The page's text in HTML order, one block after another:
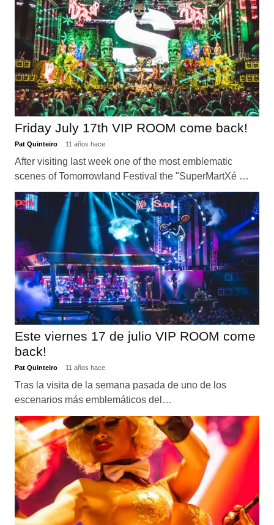
Friday July 17th VIP ROOM come back!
Pat Quinteiro 11 años hace
After visiting last week one of the most emblematic
scenes of Tomorrowland Festival the "SuperMartXé …
Este viernes 17 de julio VIP ROOM come
back!
Pat Quinteiro 11 años hace
Tras la visita de la semana pasada de uno de los
escenarios más emblemáticos del…